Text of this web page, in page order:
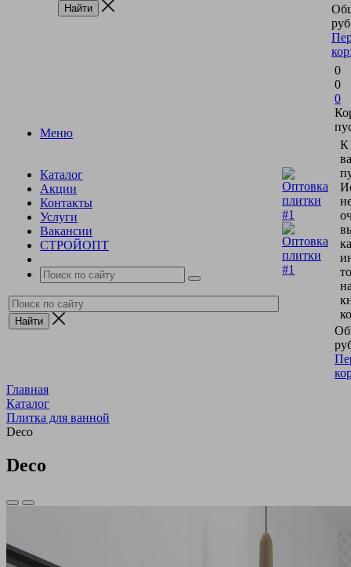
Меню
Каталог
Акции
Контакты
Услуги
Вакансии
СТРОЙОПТ
0
0
0
К
Главная
Каталог
Плитка для ванной
Deco
Deco